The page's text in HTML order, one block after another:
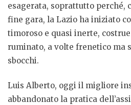
esagerata, soprattutto perché,
fine gara, la Lazio ha iniziato
timoroso e quasi inerte,
ruminato, a volte frenetico ma
sbocchi.
Luis Alberto, oggi il migliore
abbandonato la pratica